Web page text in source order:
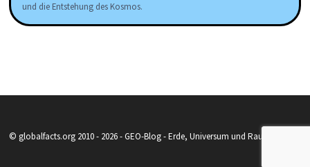
und die Entstehung des Kosmos.
© globalfacts.org 2010 - 2026 - GEO-Blog - Erde, Universum und Raumfahrt.